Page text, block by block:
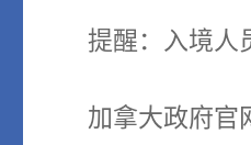
提醒：入境人
加拿大政府官